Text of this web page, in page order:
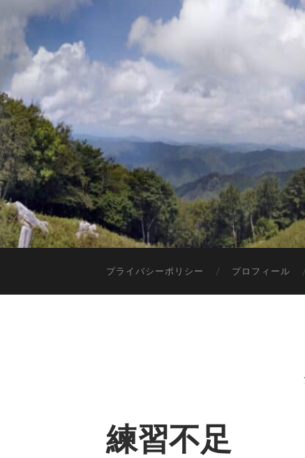
プライバシーポリシー プロフィール
練習不足